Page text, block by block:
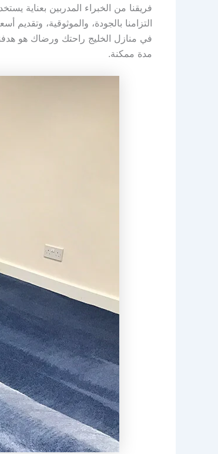
فريقنا من الخبراء المدربين بعناية
التزامنا بالجودة، والموثوقية،
في منازل الخليج راحتك ورضاك هو
مدة ممكنة.